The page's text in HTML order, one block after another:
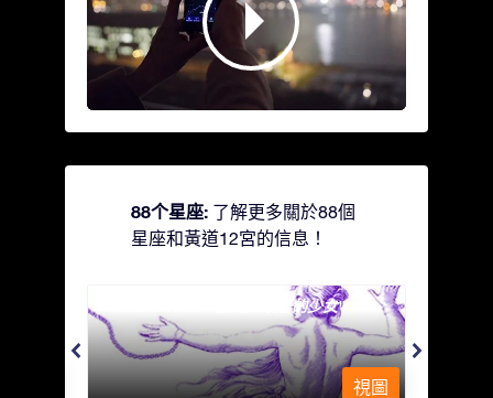
88个星座: 了解更多關於88個
星座和黃道12宮的信息！
Andromeda - 被鐵鍊鎖著的少女
視圖